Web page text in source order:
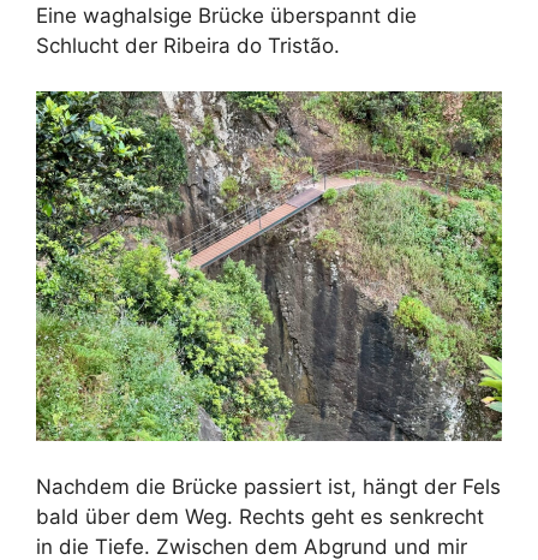
Eine waghalsige Brücke überspannt die
Schlucht der Ribeira do Tristão.
Nachdem die Brücke passiert ist, hängt der Fels
bald über dem Weg. Rechts geht es senkrecht
in die Tiefe. Zwischen dem Abgrund und mir